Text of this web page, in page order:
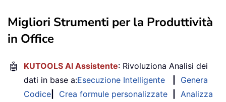
Migliori Strumenti per la Produttività
in Office
🤖 KUTOOLS AI Assistente: Rivoluziona Analisi dei
dati in base a:Esecuzione Intelligente
Genera
Codice
Crea formule personalizzate
Analizza